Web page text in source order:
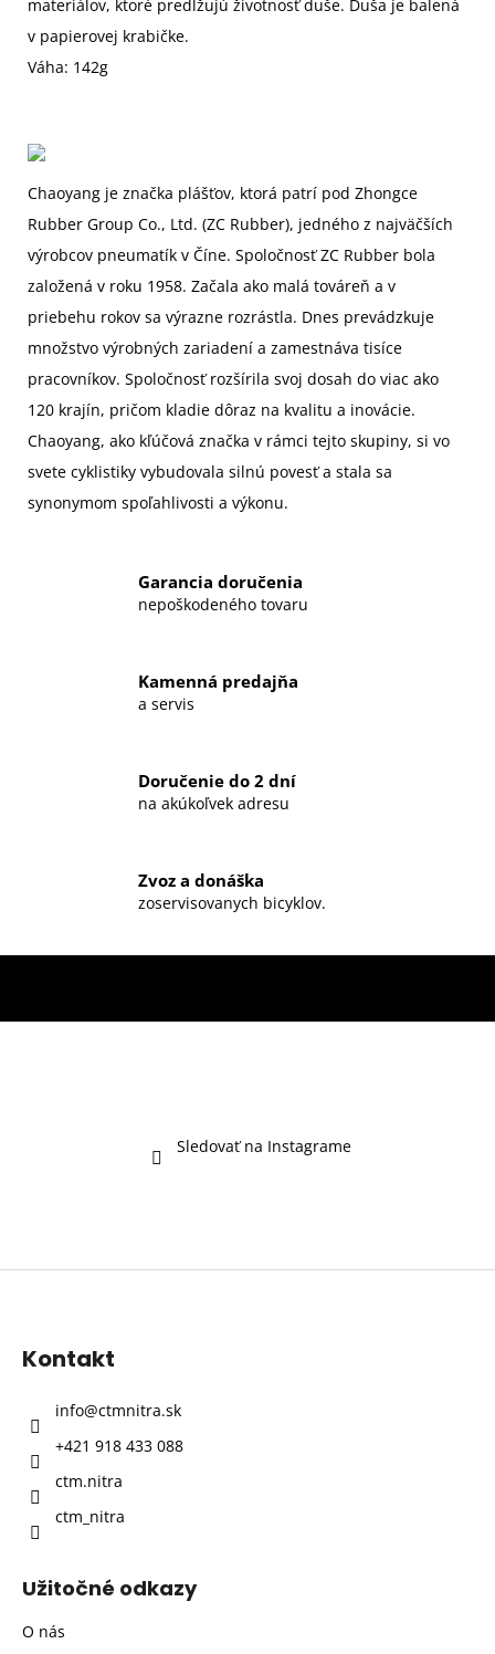
materiálov, ktoré predlžujú životnosť duše. Duša je balená
v papierovej krabičke.
Váha: 142g
Chaoyang je značka plášťov, ktorá patrí pod Zhongce
Rubber Group Co., Ltd. (ZC Rubber), jedného z najväčších
výrobcov pneumatík v Číne. Spoločnosť ZC Rubber bola
založená v roku 1958. Začala ako malá továreň a v
priebehu rokov sa výrazne rozrástla. Dnes prevádzkuje
množstvo výrobných zariadení a zamestnáva tisíce
pracovníkov. Spoločnosť rozšírila svoj dosah do viac ako
120 krajín, pričom kladie dôraz na kvalitu a inovácie.
Chaoyang, ako kľúčová značka v rámci tejto skupiny, si vo
svete cyklistiky vybudovala silnú povesť a stala sa
synonymom spoľahlivosti a výkonu.
Garancia doručenia
nepoškodeného tovaru
Kamenná predajňa
a servis
Doručenie do 2 dní
na akúkoľvek adresu
Zvoz a donáška
zoservisovanych bicyklov.
Sledovať na Instagrame
Z
Kontakt
info@ctmnitra.sk
+421 918 433 088
ctm.nitra
ctm_nitra
Užitočné odkazy
O nás